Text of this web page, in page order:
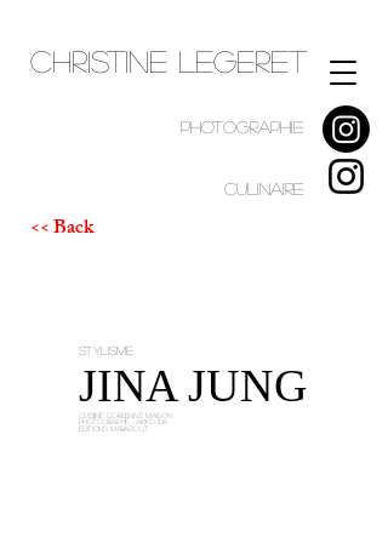
Christine Legeret
PHOTOGRAPHIE
CULINAIRE
<< Back
STYLISME
JINA JUNG
Cuisiine Coréenne MAISON
Photographe : Akiko Ida
EDITIONS MARABOUT